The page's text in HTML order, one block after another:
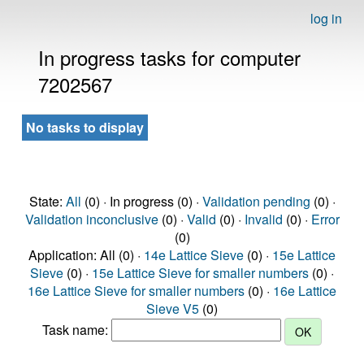
log in
In progress tasks for computer
7202567
No tasks to display
State: All (0) · In progress (0) · Validation pending (0) ·
Validation inconclusive(0) · Valid (0) · Invalid (0) · Error
(0)
Application: All (0) · 14e Lattice Sieve (0) · 15e Lattice
Sieve (0) · 15e Lattice Sieve for smaller numbers (0) ·
16e Lattice Sieve for smaller numbers (0) · 16e Lattice
Sieve V5 (0)
Task name: